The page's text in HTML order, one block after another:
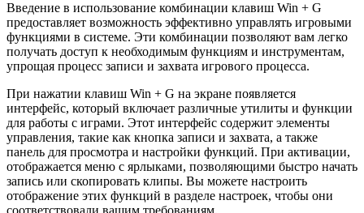
Введение в использование комбинации клавиш Win + G
предоставляет возможность эффективно управлять игровыми
функциями в системе. Эти комбинации позволяют вам легко
получать доступ к необходимым функциям и инструментам,
упрощая процесс записи и захвата игрового процесса.
При нажатии клавиш Win + G на экране появляется
интерфейс, который включает различные утилиты и функции
для работы с играми. Этот интерфейс содержит элементы
управления, такие как кнопка записи и захвата, а также
панель для просмотра и настройки функций. При активации,
отображается меню с ярлыками, позволяющими быстро начать
запись или скопировать клипы. Вы можете настроить
отображение этих функций в разделе настроек, чтобы они